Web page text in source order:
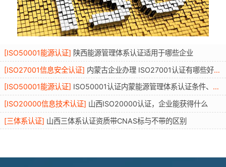
[ISO50001能源认证] 陕西能源管理体系认证适用于哪些企业
[ISO27001信息安全认证] 内蒙古企业办理 ISO27001认证有哪些好处？条件资料流程年审全解读
[ISO50001能源认证] ISO50001认证内蒙能源管理体系认证条件、适用行业、流程与优势
[ISO20000信息技术认证] 山西ISO20000认证，企业能获得什么
[三体系认证] 山西三体系认证资质带CNAS标与不带的区别